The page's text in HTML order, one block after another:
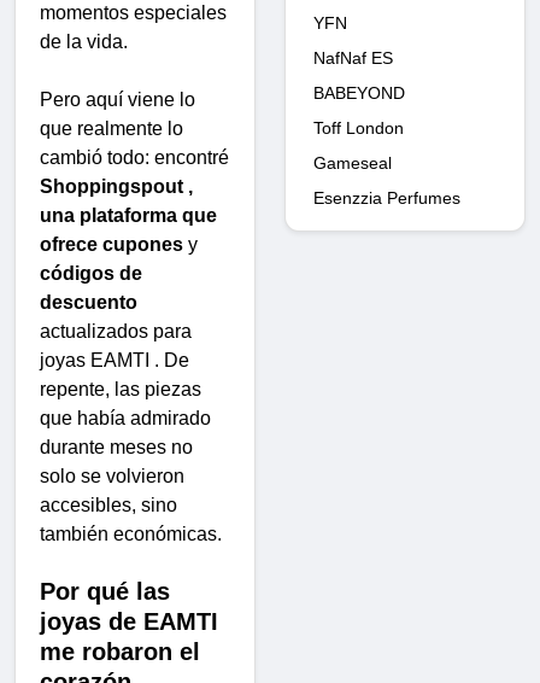
momentos especiales
de la vida.
Pero aquí viene lo
que realmente lo
cambió todo: encontré
Shoppingspout ,
una plataforma que
ofrece cupones y
códigos de
descuento
actualizados para
joyas EAMTI . De
repente, las piezas
que había admirado
durante meses no
solo se volvieron
accesibles, sino
también económicas.
Por qué las
joyas de EAMTI
me robaron el
YFN
NafNaf ES
BABEYOND
Toff London
Gameseal
Esenzzia Perfumes